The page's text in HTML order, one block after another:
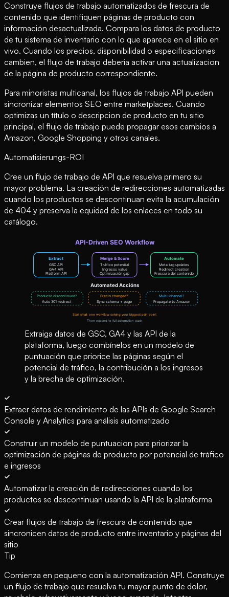
Construye flujos de trabajo automatizados de frescura de
contenido que identifiquen páginas de producto con
información desactualizada. Compara los datos de producto
de tu sistema de inventario con lo que aparece en el sitio en
vivo. Cuando los precios, disponibilidad o especificaciones
cambien, el flujo de trabajo deberia activar una actualizacion
de la página de producto correspondiente.
Para minoristas multicanal, los flujos de trabajo API pueden
sincronizar elementos SEO entre marketplaces. Cuando
optimizas un título o descripcion de producto en tu sitio
principal, el flujo de trabajo puede propagar esos cambios a
Amazon, Google Shopping y otros canales.
Automatisierungs-ROI
Cree un flujo de trabajo de API que resuelva primero su
mayor problema. La creación de redirecciones automatizadas
cuando los productos se descontinuan evita la acumulación
de 404 y preserva la equidad de los enlaces en todo su
catálogo.
Extraiga datos de GSC, GA4 y las API de la
plataforma, luego combínelos en un modelo de
puntuación que priorice las páginas según el
potencial de tráfico, la contribución a los ingresos
y la brecha de optimización.
Extraer datos de rendimiento de las APIs de Google Search
Console y Analytics para análisis automatizado
Construir un modelo de puntuacion para priorizar la
optimización de páginas de producto por potencial de tráfico
e ingresos
Automatizar la creación de redirecciones cuando los
productos se descontinuan usando la API de la plataforma
Crear flujos de trabajo de frescura de contenido que
sincronicen datos de producto entre inventario y páginas del
sitio
Tip
Comienza en pequeno con la automatización API. Construye
un flujo de trabajo que resuelva tu mayor punto de dolor,